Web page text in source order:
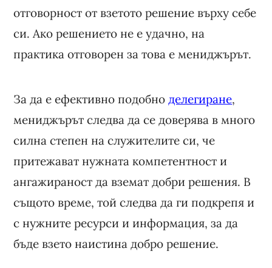
отговорност от взетото решение върху себе
си. Ако решението не е удачно, на
практика отговорен за това е мениджърът.
За да е ефективно подобно делегиране,
мениджърът следва да се доверява в много
силна степен на служителите си, че
притежават нужната компетентност и
ангажираност да вземат добри решения. В
същото време, той следва да ги подкрепя и
с нужните ресурси и информация, за да
бъде взето наистина добро решение.